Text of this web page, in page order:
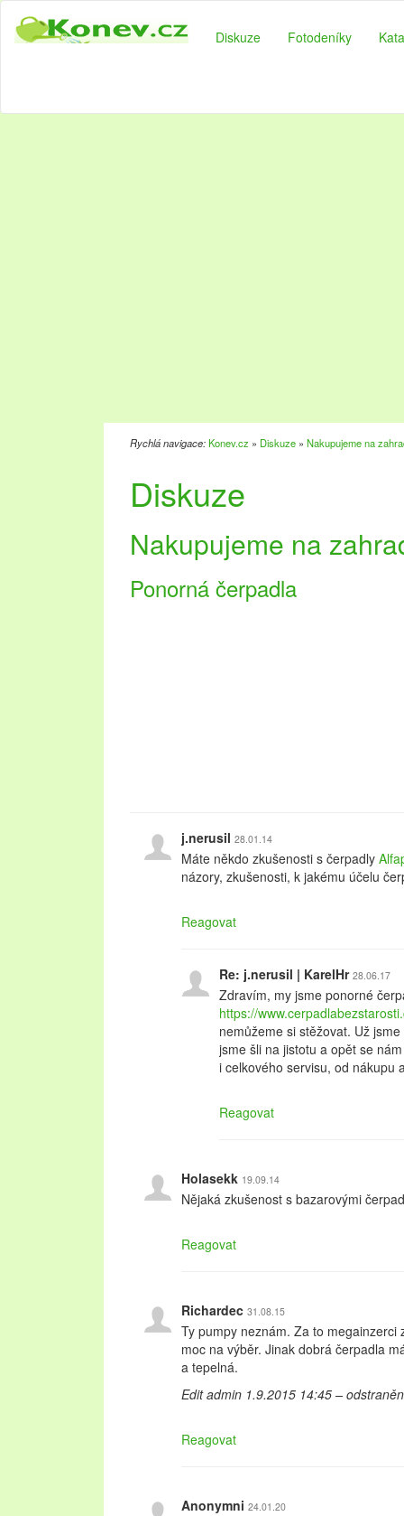
Diskuze Fotodeníky
Rychlá navigace:Konev.cz » Diskuze » Nakupujeme na
Diskuze
Nakupujeme na
Ponorná čerpadla
j.nerusil 28.01.14
Máte někdo zkušenosti s čerpadly
názory, zkušenosti, k jakému účelu
Reagovat
Re: j.nerusil | KarelHr 28.06.17
Zdravím, my jsme ponorné
https://
nemůžeme si stěžovat. Už
jsme šli na jistotu a opět se
i celkového servisu, od nákupu
Reagovat
Holasekk 19.09.14
Nějaká zkušenost s bazarovými
Reagovat
Richardec 31.08.15
Ty pumpy neznám. Za to megainzerci
moc na výběr. Jinak dobrá čerpadla
a tepelná.
Edit admin 1.9.2015 14:45 –
Reagovat
Anonymni 24.01.20